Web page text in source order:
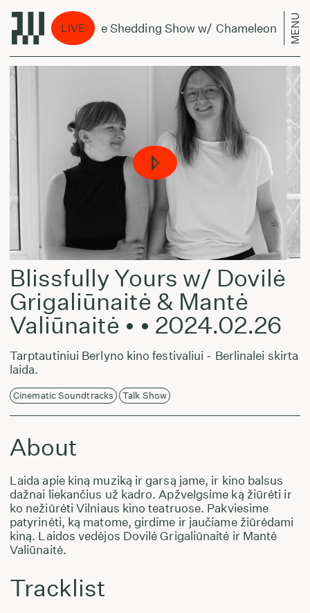
LIVEThe Shedding Show w/ Chameleonas - MENU
Blissfully Yours w/ Dovilė
Grigaliūnaitė & Mantė
Valiūnaitė • • 2024.02.26
Tarptautiniui Berlyno kino festivaliui - Berlinalei skirta
laida.
Cinematic Soundtracks Talk Show
About
Laida apie kiną muziką ir garsą jame, ir kino balsus
dažnai liekančius už kadro. Apžvelgsime ką žiūrėti ir
ko nežiūrėti Vilniaus kino teatruose. Pakviesime
patyrinėti, ką matome, girdime ir jaučiame žiūrėdami
kiną. Laidos vedėjos Dovilė Grigaliūnaitė ir Mantė
Valiūnaitė.
Tracklist